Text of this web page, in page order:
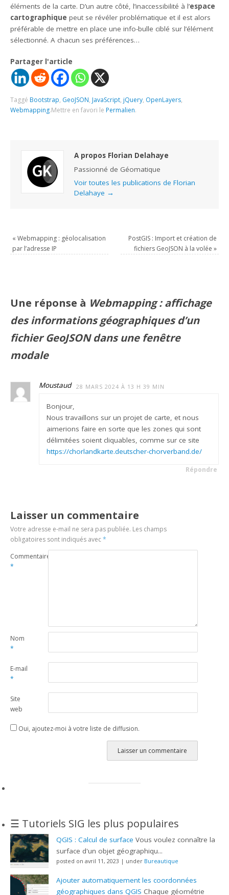
éléments de la carte. D’un autre côté, l’inaccessibilité à l’espace
cartographique peut se révéler problématique et il est alors
préférable de mettre en place une info-bulle ciblé sur l’élément
sélectionné. A chacun ses préférences…
Partager l'article
Taggé Bootstrap, GeoJSON, JavaScript, jQuery, OpenLayers,
Webmapping.Mettre en favori le Permalien.
A propos Florian Delahaye
Passionné de Géomatique
Voir toutes les publications de Florian
Delahaye →
« Webmapping : géolocalisation
par l’adresse IP
PostGIS : Import et création de
fichiers GeoJSON à la volée »
Une réponse à Webmapping : affichage
des informations géographiques d’un
fichier GeoJSON dans une fenêtre
modale
Moustaud 28 MARS 2024 À 13 H 39 MIN
Bonjour,
Nous travaillons sur un projet de carte, et nous
aimerions faire en sorte que les zones qui sont
délimitées soient cliquables, comme sur ce site
https://chorlandkarte.deutscher-chorverband.de/
Répondre
Laisser un commentaire
Votre adresse e-mail ne sera pas publiée. Les champs
obligatoires sont indiqués avec*
Commentaire
*
Nom
*
E-mail
*
Site
web
Oui, ajoutez-moi à votre liste de diffusion.
☰ Tutoriels SIG les plus populaires
QGIS : Calcul de surface Vous voulez connaître la
surface d'un objet géographiqu...
posted on avril 11, 2023 | under Bureautique
Ajouter automatiquement les coordonnées
géographiques dans QGIS Chaque géométrie